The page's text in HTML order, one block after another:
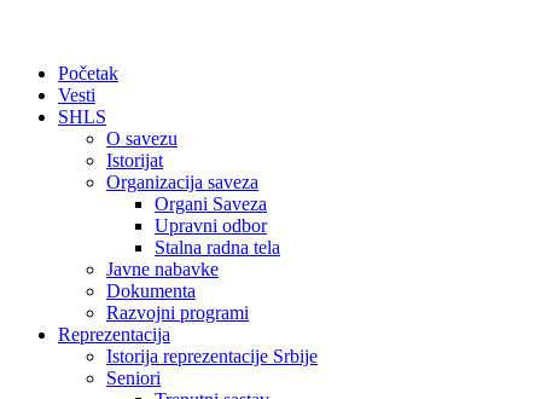
Početak
Vesti
SHLS
O savezu
Istorijat
Organizacija saveza
Organi Saveza
Upravni odbor
Stalna radna tela
Javne nabavke
Dokumenta
Razvojni programi
Reprezentacija
Istorija reprezentacije Srbije
Seniori